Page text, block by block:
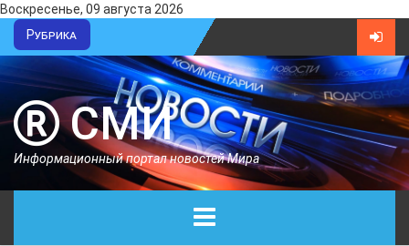
Воскресенье, 09 августа 2026
Рубрика
СМИ
Информационный портал новостей Мира